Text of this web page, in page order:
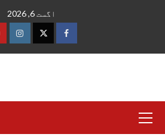
اگست 6, 2026
فیس
ٹوئٹر
Menu